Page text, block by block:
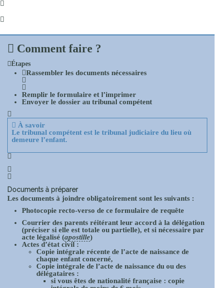
Comment faire ?
Étapes
Rassembler les documents nécessaires
Remplir le formulaire et l’imprimer
Envoyer le dossier au tribunal compétent
À savoir
Le tribunal compétent est le tribunal judiciaire du lieu où
demeure l’enfant.
Documents à préparer
Les documents à joindre obligatoirement sont les suivants :
Photocopie recto-verso de ce formulaire de requête
Courrier des parents réitérant leur accord à la délégation
(préciser si elle est totale ou partielle), et si nécessaire par
acte légalisé (apostille)
Actes d’état civil :
Copie intégrale récente de l’acte de naissance de
chaque enfant concerné,
Copie intégrale de l’acte de naissance du ou des
délégataires :
si vous êtes de nationalité française : copie